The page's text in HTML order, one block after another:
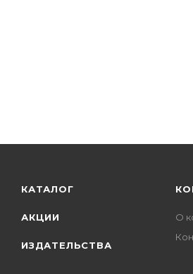
КАТАЛОГ
АКЦИИ
ИЗДАТЕЛЬСТВА
О